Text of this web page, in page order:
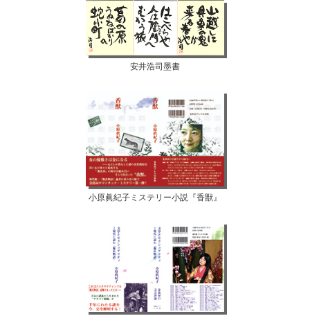
安井浩司墨書
小原眞紀子ミステリー小説『香獣』